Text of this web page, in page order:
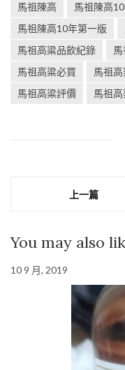
馬祖陳高
馬祖陳高
馬祖陳高10年第一版
馬祖高粱品飲紀錄
馬祖高粱必買
馬祖
馬祖高粱評價
馬祖
上一篇
You may also
10 9 月, 2019